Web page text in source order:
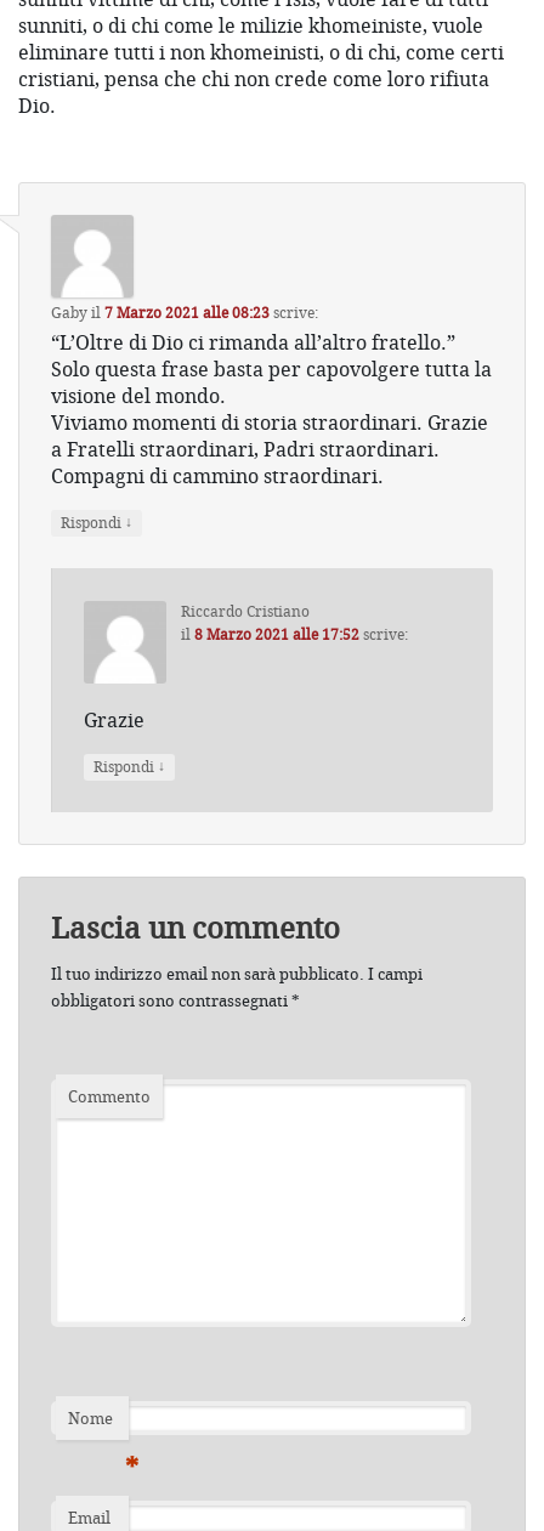
sunniti, o di chi come le milizie khomeiniste, vuole
eliminare tutti i non khomeinisti, o di chi, come certi
cristiani, pensa che chi non crede come loro rifiuta
Dio.
Gabyil7 Marzo 2021 alle 08:23scrive:
“L’Oltre di Dio ci rimanda all’altro fratello.”
Solo questa frase basta per capovolgere tutta la
visione del mondo.
Viviamo momenti di storia straordinari. Grazie
a Fratelli straordinari, Padri straordinari.
Compagni di cammino straordinari.
Rispondi ↓
Riccardo Cristiano
il8 Marzo 2021 alle 17:52scrive:
Grazie
Rispondi ↓
Lascia un commento
Il tuo indirizzo email non sarà pubblicato. I campi
obbligatori sono contrassegnati*
Commento
Nome
*
Email